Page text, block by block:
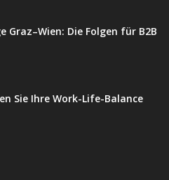
Graz–Wien: Die Folgen für B2B
Sie Ihre Work-Life-Balance